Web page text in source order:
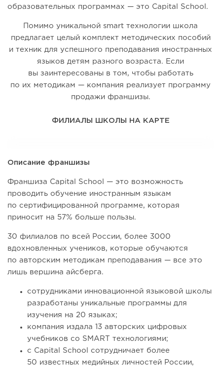
образовательных программах — это Capital School.
Помимо уникальной smart технологии школа
предлагает целый комплект методических пособий
и техник для успешного преподавания иностранных
языков детям разного возраста. Если
вы заинтересованы в том, чтобы работать
по их методикам — компания реализует программу
продажи франшизы.
ФИЛИАЛЫ ШКОЛЫ НА КАРТЕ
Описание франшизы
Франшиза Capital School — это возможность
проводить обучение иностранным языкам
по сертифицированной программе, которая
приносит на 57% больше пользы.
30 филиалов по всей России, более 3000
вдохновленных учеников, которые обучаются
по авторским методикам преподавания — все это
лишь вершина айсберга.
сотрудниками инновационной языковой школы
разработаны уникальные программы для
изучения на 20 языках;
компания издала 13 авторских цифровых
учебников со SMART технологиями;
с Capital School сотрудничает более
50 известных медийных личностей России,